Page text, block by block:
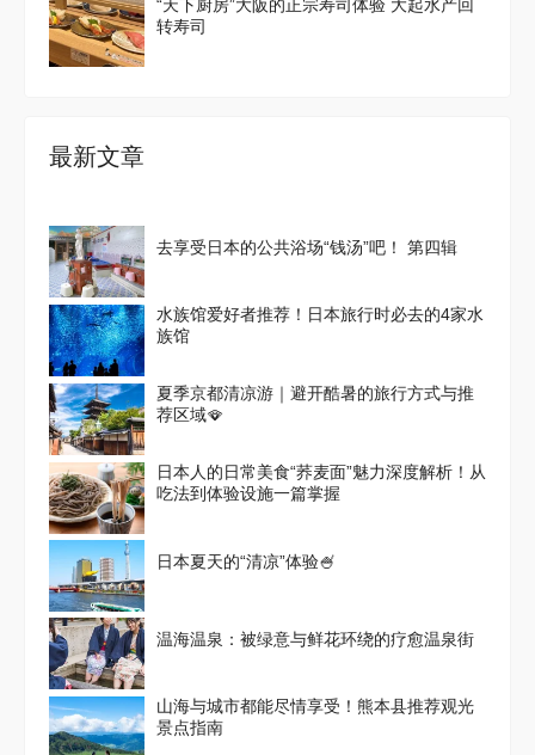
“天下厨房”大阪的正宗寿司体验 大起水产回
转寿司
最新文章
去享受日本的公共浴场“钱汤”吧！ 第四辑
水族馆爱好者推荐！日本旅行时必去的4家水
族馆
夏季京都清凉游｜避开酷暑的旅行方式与推
荐区域🪭
日本人的日常美食“荞麦面”魅力深度解析！从
吃法到体验设施一篇掌握
日本夏天的“清凉”体验🍧
温海温泉：被绿意与鲜花环绕的疗愈温泉街
山海与城市都能尽情享受！熊本县推荐观光
景点指南